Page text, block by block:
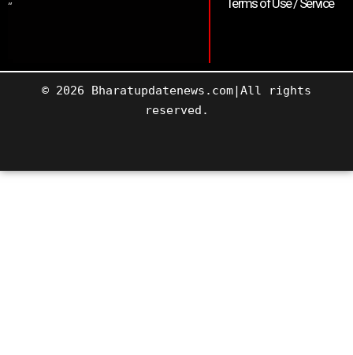
“
© 2026 Bharatupdatenews.com|All rights
reserved.